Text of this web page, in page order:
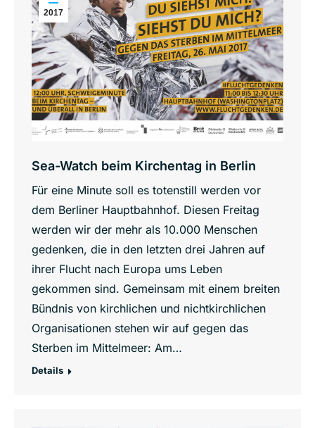
2017
Sea-Watch beim Kirchentag in Berlin
Für eine Minute soll es totenstill werden vor
dem Berliner Hauptbahnhof. Diesen Freitag
werden wir der mehr als 10.000 Menschen
gedenken, die in den letzten drei Jahren auf
ihrer Flucht nach Europa ums Leben
gekommen sind. Gemeinsam mit einem breiten
Bündnis von kirchlichen und nichtkirchlichen
Organisationen stehen wir auf gegen das
Sterben im Mittelmeer: Am…
Details